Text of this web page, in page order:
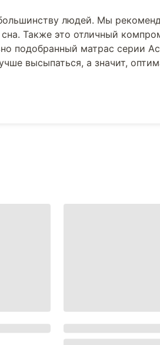
людей. Мы
Также это отличный
подобранный матрас серии
высыпаться, а значит,